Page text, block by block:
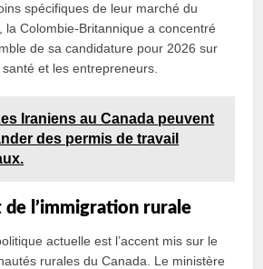
spécifiques de leur marché du
la Colombie-Britannique a concentré
de sa candidature pour 2026 sur
et les entrepreneurs.
Iraniens au Canada peuvent
des permis de travail
de l’immigration rurale
actuelle est l’accent mis sur le
rurales du Canada. Le ministère